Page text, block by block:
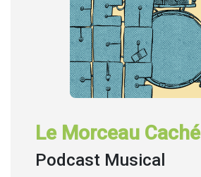
Le Morceau Caché
Podcast Musical